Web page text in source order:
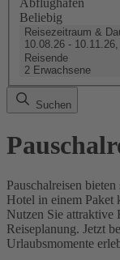
Beliebig
Reisezeitraum &
10.08.26 -
Reisende
2 Erwachsene
Suchen
Pauschalreisen
Hotel in einem Paket
Nutzen Sie attraktive
Reiseplanung. Jetzt
Urlaubsmomente